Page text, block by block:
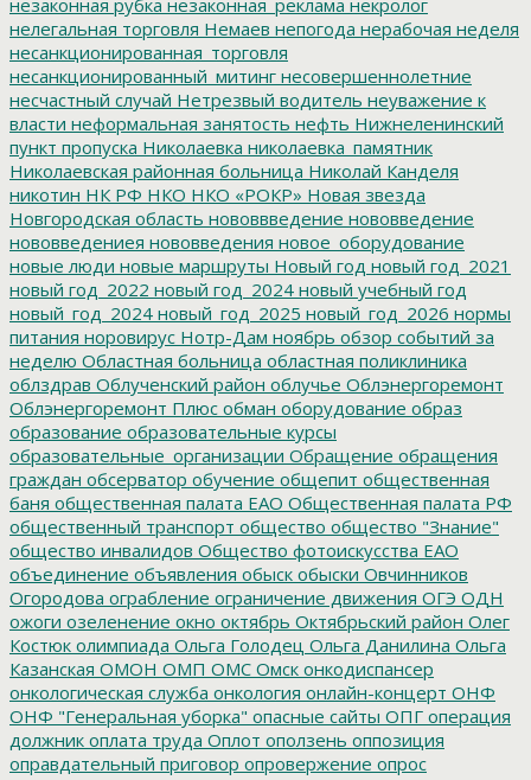
нелегальная торговля Немаев непогода нерабочая неделя
несанкционированная_торговля
несанкционированный_митинг несовершеннолетние
несчастный случай Нетрезвый водитель неуважение к
власти неформальная занятость нефть Нижнеленинский
пункт пропуска Николаевка николаевка_памятник
Николаевская районная больница Николай Канделя
никотин НК РФ НКО НКО «РОКР» Новая звезда
Новгородская область нововвведение нововведение
нововведениея нововведения новое_оборудование
новые люди новые маршруты Новый год новый год_2021
новый год_2022 новый год_2024 новый учебный год
новый_год_2024 новый_год_2025 новый_год_2026 нормы
питания норовирус Нотр-Дам ноябрь обзор событий за
неделю Областная больница областная поликлиника
облздрав Облученский район облучье Облэнергоремонт
Облэнергоремонт Плюс обман оборудование образ
образование образовательные курсы
образовательные_организации Обращение обращения
граждан обсерватор обучение общепит общественная
баня общественная палата ЕАО Общественная палата РФ
общественный транспорт общество общество "Знание"
общество инвалидов Общество фотоискусства ЕАО
объединение объявления обыск обыски Овчинников
Огородова ограбление ограничение движения ОГЭ ОДН
ожоги озеленение окно октябрь Октябрьский район Олег
Костюк олимпиада Ольга Голодец Ольга Данилина Ольга
Казанская ОМОН ОМП ОМС Омск онкодиспансер
онкологическая служба онкология онлайн-концерт ОНФ
ОНФ "Генеральная уборка" опасные сайты ОПГ операция
должник оплата труда Оплот оползень оппозиция
оправдательный приговор опровержение опрос